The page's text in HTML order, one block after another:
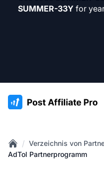
SUMMER-33Y for
:site.title
Home
/ Verzeichnis von
AdTol Partnerprogramm